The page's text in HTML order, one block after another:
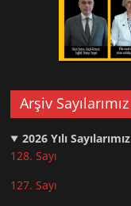
Arşiv Sayılarımız
2026 Yılı Sayılarımız
128. Sayı
127. Sayı